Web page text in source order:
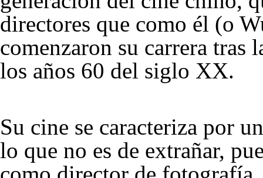
directores que como él (o
comenzaron su carrera
los años 60 del siglo XX.
Su cine se caracteriza por
lo que no es de extrañar,